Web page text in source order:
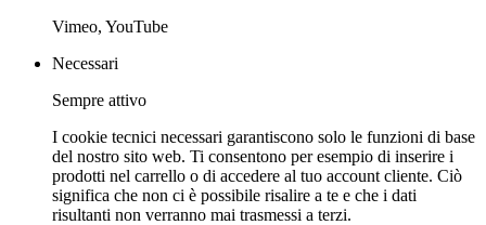
Vimeo, YouTube
Necessari
Sempre attivo
I cookie tecnici necessari garantiscono solo le funzioni di base
del nostro sito web. Ti consentono per esempio di inserire i
prodotti nel carrello o di accedere al tuo account cliente. Ciò
significa che non ci è possibile risalire a te e che i dati
risultanti non verranno mai trasmessi a terzi.